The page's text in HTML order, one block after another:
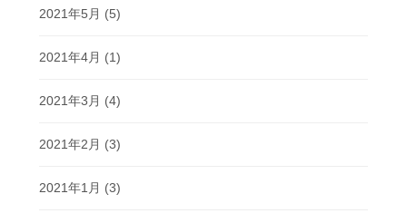
2021年5月 (5)
2021年4月 (1)
2021年3月 (4)
2021年2月 (3)
2021年1月 (3)